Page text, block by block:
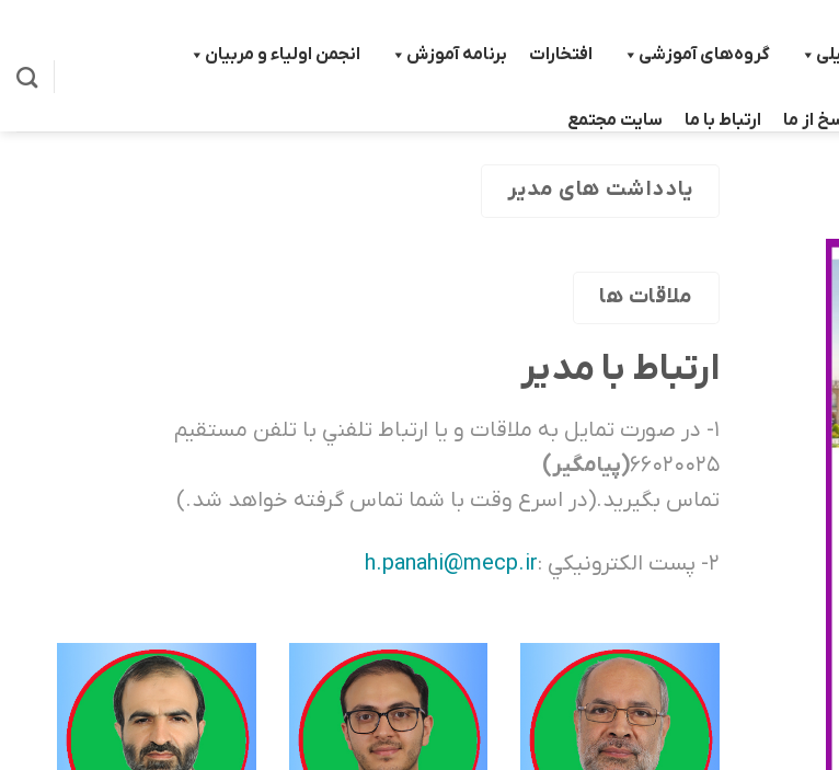
افتخارات برنامه آموزش گروه‌های آموزشی انجمن اولیاء و مربیان
از ما ارتباط با ما سایت مجتمع
یادداشت های مدیر
ملاقات ها
ارتباط با مدير
۱- در صورت تمايل به ملاقات و يا ارتباط تلفني با تلفن مستقيم
۶۶۰۲۰۰۲۵(پيامگير)
تماس بگيريد.(در اسرع وقت با شما تماس گرفته خواهد شد.)
۲- پست الكترونيكي : h.panahi@mecp.ir